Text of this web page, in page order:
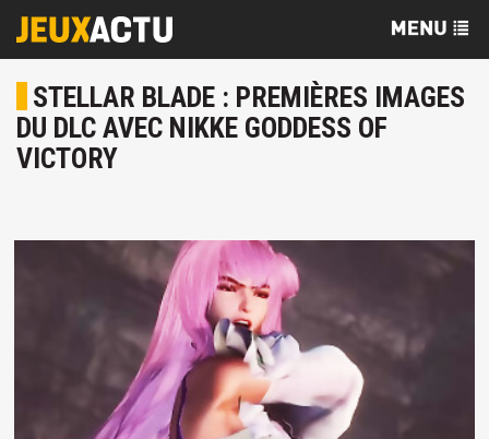
STELLAR BLADE : PREMIÈRES IMAGES
DU DLC AVEC NIKKE GODDESS OF
VICTORY